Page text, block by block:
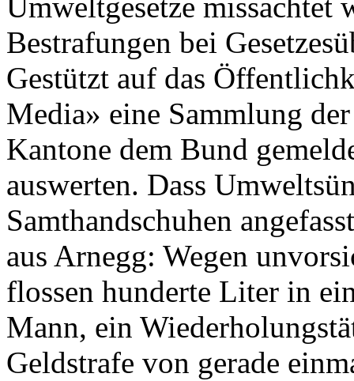
Bestrafungen bei
Gestützt auf das
Media» eine Sammlung
Kantone dem Bund
auswerten. Dass
Samthandschuhen
aus Arnegg: Wegen
flossen hunderte Liter in
Mann, ein
Geldstrafe von gerade